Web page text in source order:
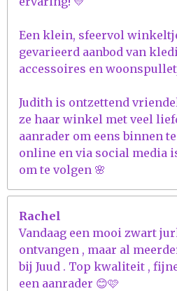
Een klein, sfeervol
gevarieerd aanbod van
accessoires en
Judith is ontzettend
ze haar winkel met veel
aanrader om eens binnen
online en via social media
om te volgen 🌸
Rachel
Vandaag een mooi zwart
ontvangen , maar al
bij Juud . Top kwaliteit ,
een aanrader 😊🩷